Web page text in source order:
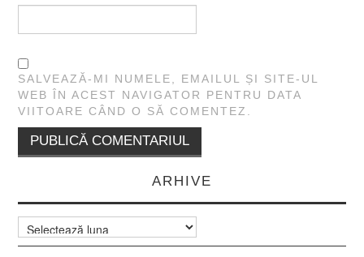
SALVEAZĂ-MI NUMELE, EMAILUL ȘI SITE-UL
WEB ÎN ACEST NAVIGATOR PENTRU DATA
VIITOARE CÂND O SĂ COMENTEZ.
ARHIVE
Arhive